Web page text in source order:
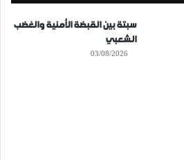
سبتة بين القبضة الأمنية والغضب
الشعبي
03/08/2026